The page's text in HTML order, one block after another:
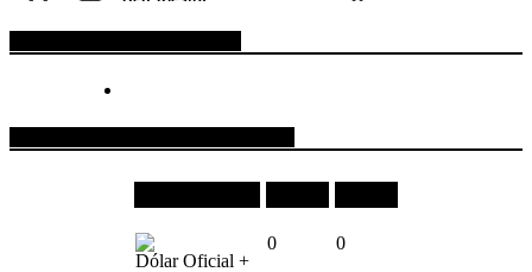
Dólar Oficial +
0 0